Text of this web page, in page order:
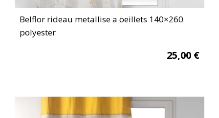
Belflor rideau metallise a oeillets 140×260
polyester
25,00 €